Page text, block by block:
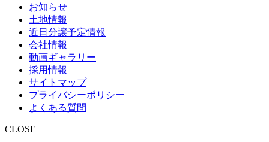
お知らせ
土地情報
近日分譲予定情報
会社情報
動画ギャラリー
採用情報
サイトマップ
プライバシーポリシー
よくある質問
CLOSE